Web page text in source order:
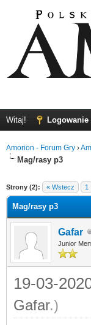
Witaj! Logowanie
Amorion - Forum Gry ›
Mag/rasy p3
Strony (2): « Wstecz 1
Mag/rasy p3
Gafar
Junior
19-03-
Gafar.)